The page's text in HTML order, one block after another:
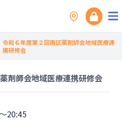
令和６年度第２回南区薬剤師会地域医療連
携研修会
剤師会地域医療連携研修会
20:45